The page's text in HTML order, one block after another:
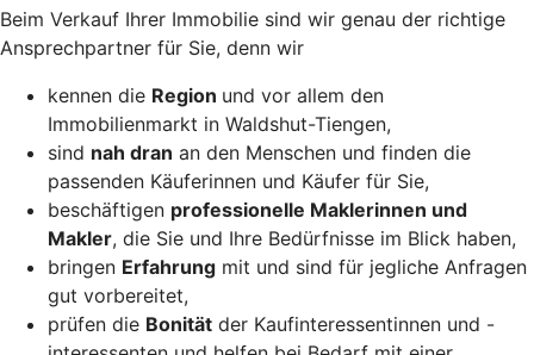
Beim Verkauf Ihrer Immobilie sind wir genau der richtige
Ansprechpartner für Sie, denn wir
kennen die Region und vor allem den
Immobilienmarkt in Waldshut-Tiengen,
sind nah dran an den Menschen und finden die
passenden Käuferinnen und Käufer für Sie,
beschäftigen professionelle Maklerinnen und
Makler, die Sie und Ihre Bedürfnisse im Blick haben,
bringen Erfahrung mit und sind für jegliche Anfragen
gut vorbereitet,
prüfen die Bonität der Kaufinteressentinnen und -